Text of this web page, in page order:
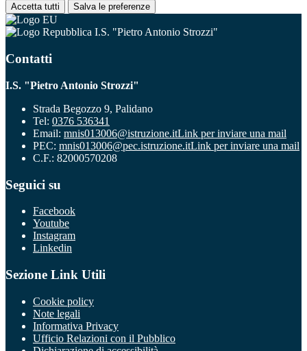
Accetta tutti Salva le preferenze
I.S. "Pietro Antonio Strozzi"
Contatti
I.S. "Pietro Antonio Strozzi"
Strada Begozzo 9, Palidano
Tel: 0376 536341
Email: mnis013006@istruzione.itLink per inviare una mail
PEC: mnis013006@pec.istruzione.itLink per inviare una mail
C.F.: 82000570208
Seguici su
Facebook
Youtube
Instagram
Linkedin
Sezione Link Utili
Cookie policy
Note legali
Informativa Privacy
Ufficio Relazioni con il Pubblico